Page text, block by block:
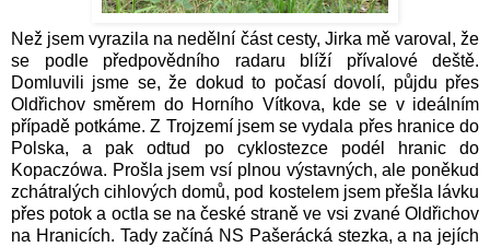
Než jsem vyrazila na nedělní část cesty, Jirka mě varoval, že
se podle předpovědního radaru blíží přívalové deště.
Domluvili jsme se, že dokud to počasí dovolí, půjdu přes
Oldřichov směrem do Horního Vítkova, kde se v ideálním
případě potkáme. Z Trojzemí jsem se vydala přes hranice do
Polska, a pak odtud po cyklostezce podél hranic do
Kopaczówa. Prošla jsem vsí plnou výstavných, ale poněkud
zchátralých cihlových domů, pod kostelem jsem přešla lávku
přes potok a octla se na české straně ve vsi zvané Oldřichov
na Hranicích. Tady začíná NS Pašerácká stezka, a na jejích